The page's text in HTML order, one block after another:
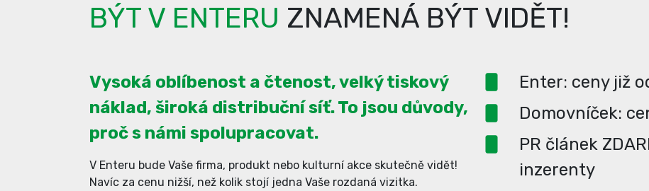
BÝT V ENTERU ZNAMENÁ BÝT VIDĚT!
Vysoká oblíbenost a čtenost, velký tiskový
náklad, široká distribuční síť. To jsou důvody,
proč s námi spolupracovat.
V Enteru bude Vaše firma, produkt nebo kulturní akce skutečně vidět!
Navíc za cenu nižší, než kolik stojí jedna Vaše rozdaná vizitka.
Enter: ceny již
Domovníček:
PR článek
inzerenty